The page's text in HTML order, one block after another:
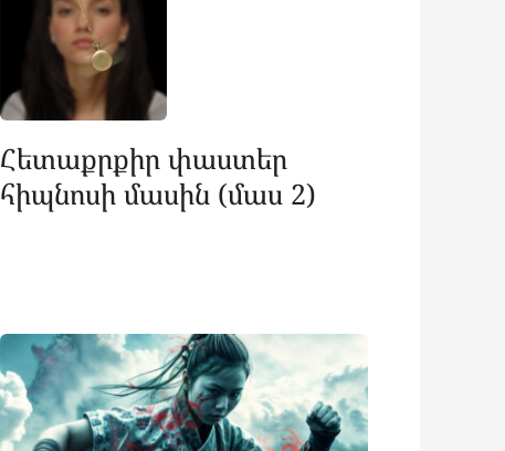
Հետաքրքիր փաստեր
հիպնոսի մասին (մաս 2)